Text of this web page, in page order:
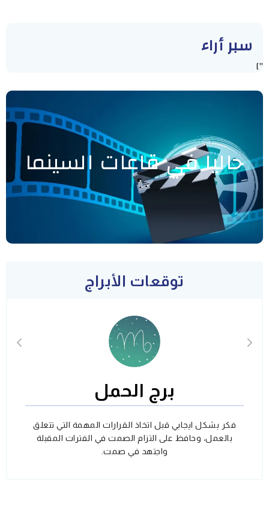
سبر أراء
"]
حاليا في قاعات السينما
توقعات الأبراج
برج الحمل
فكر بشكل ايجابي قبل اتخاذ القرارات المهمة التي تتعلق
بالعمل، وحافظ على التزام الصمت في الفترات المقبلة
واجتهد في صمت.